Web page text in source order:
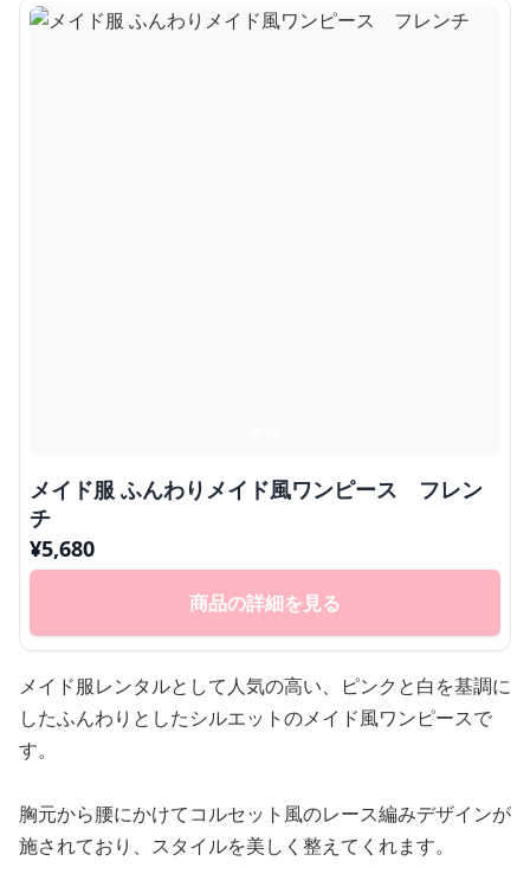
メイド服 ふんわりメイド風ワンピース フレン
チ
¥5,680
商品の詳細を見る
メイド服レンタルとして人気の高い、ピンクと白を基調に
したふんわりとしたシルエットのメイド風ワンピースで
す。
胸元から腰にかけてコルセット風のレース編みデザインが
施されており、スタイルを美しく整えてくれます。